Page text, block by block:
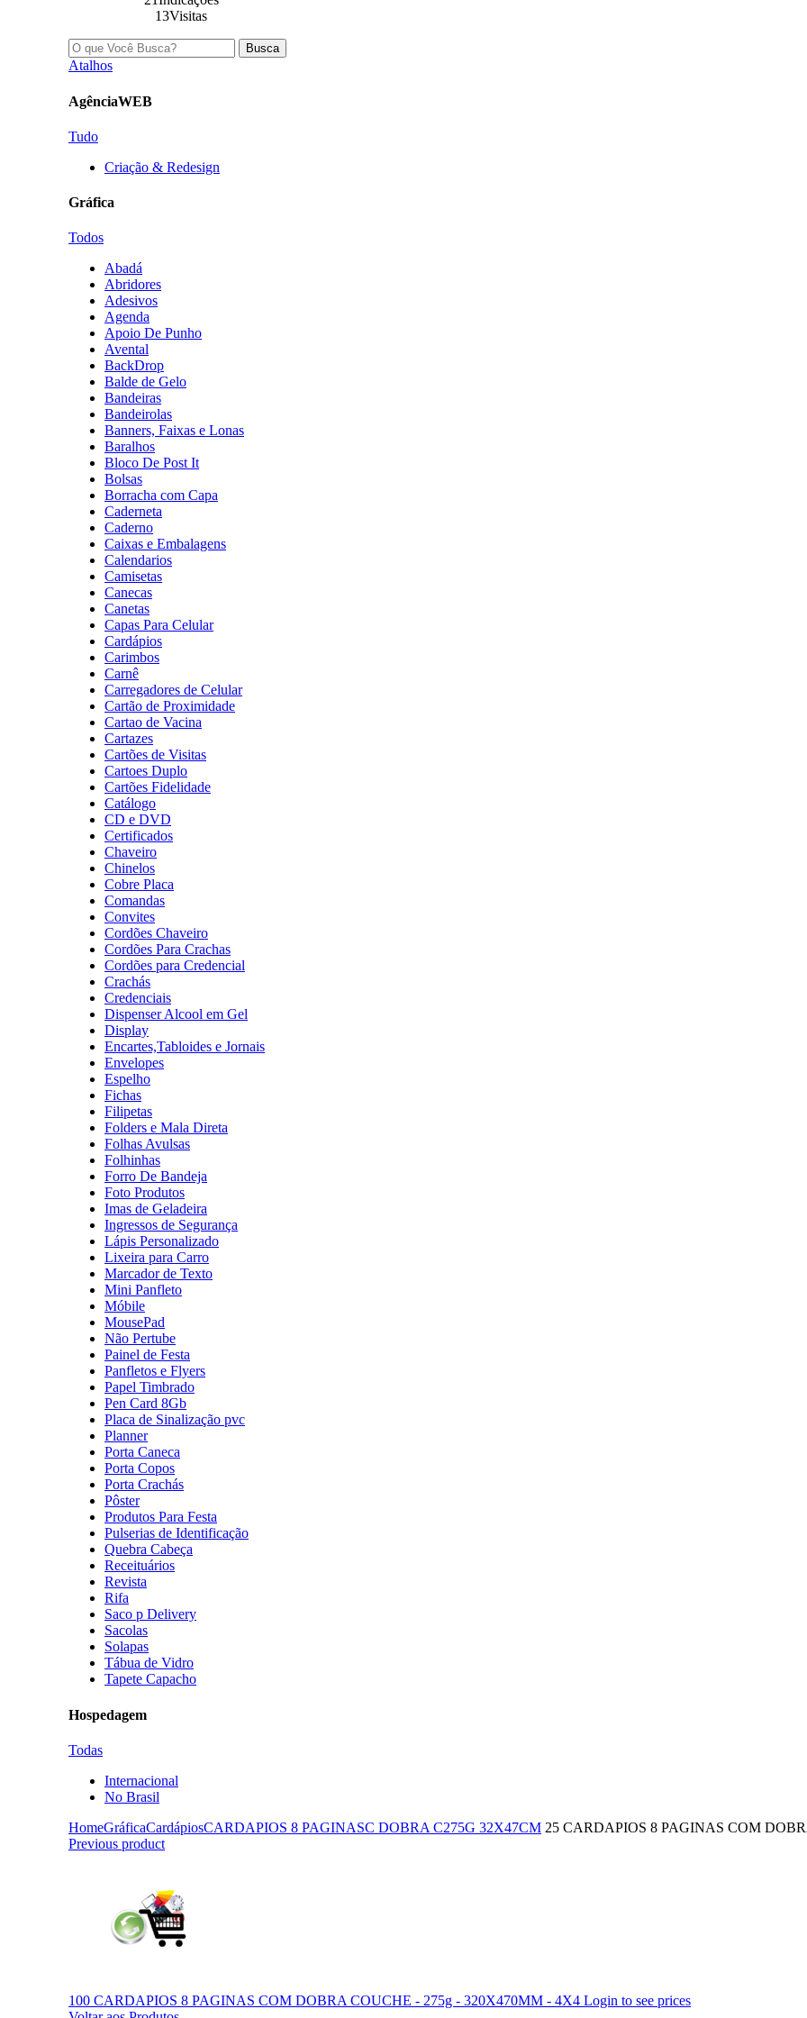
13Visitas
Busca
Atalhos
AgênciaWEB
Tudo
Criação & Redesign
Gráfica
Todos
Abadá
Abridores
Adesivos
Agenda
Apoio De Punho
Avental
BackDrop
Balde de Gelo
Bandeiras
Bandeirolas
Banners, Faixas e Lonas
Baralhos
Bloco De Post It
Bolsas
Borracha com Capa
Caderneta
Caderno
Caixas e Embalagens
Calendarios
Camisetas
Canecas
Canetas
Capas Para Celular
Cardápios
Carimbos
Carnê
Carregadores de Celular
Cartão de Proximidade
Cartao de Vacina
Cartazes
Cartões de Visitas
Cartoes Duplo
Cartões Fidelidade
Catálogo
CD e DVD
Certificados
Chaveiro
Chinelos
Cobre Placa
Comandas
Convites
Cordões Chaveiro
Cordões Para Crachas
Cordões para Credencial
Crachás
Credenciais
Dispenser Alcool em Gel
Display
Encartes,Tabloides e Jornais
Envelopes
Espelho
Fichas
Filipetas
Folders e Mala Direta
Folhas Avulsas
Folhinhas
Forro De Bandeja
Foto Produtos
Imas de Geladeira
Ingressos de Segurança
Lápis Personalizado
Lixeira para Carro
Marcador de Texto
Mini Panfleto
Móbile
MousePad
Não Pertube
Painel de Festa
Panfletos e Flyers
Papel Timbrado
Pen Card 8Gb
Placa de Sinalização pvc
Planner
Porta Caneca
Porta Copos
Porta Crachás
Pôster
Produtos Para Festa
Pulserias de Identificação
Quebra Cabeça
Receituários
Revista
Rifa
Saco p Delivery
Sacolas
Solapas
Tábua de Vidro
Tapete Capacho
Hospedagem
Todas
Internacional
No Brasil
HomeGráficaCardápiosCARDAPIOS 8 PAGINASC DOBRA C275G 32X47CM 25 CARDAPIOS 8 PAGINAS COM
Previous product
100 CARDAPIOS 8 PAGINAS COM DOBRA COUCHE - 275g - 320X470MM - 4X4 Login to see prices